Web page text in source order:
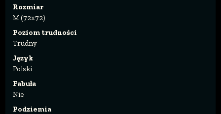
Rozmiar
M (72x72)
Poziom trudności
Trudny
Język
Polski
Fabuła
Nie
Podziemia